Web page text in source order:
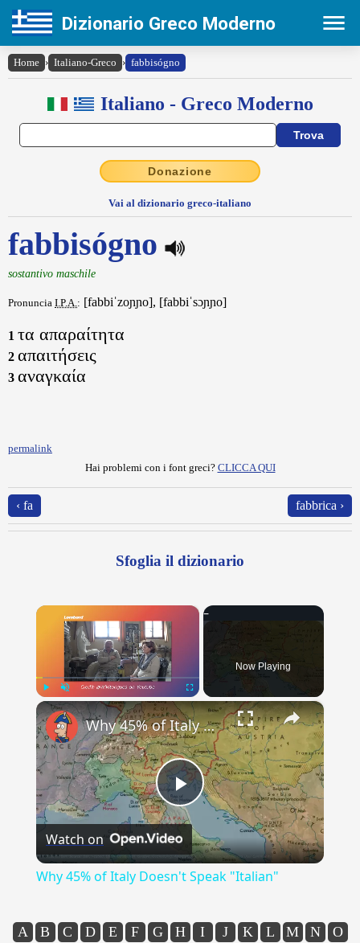
Dizionario Greco Moderno
Home › Italiano-Greco › fabbisógno
Italiano - Greco Moderno
Donazione
Vai al dizionario greco-italiano
fabbisógno
sostantivo maschile
Pronuncia I.P.A.: [fabbiˈzoɲɲo], [fabbiˈsɔɲɲo]
1 τα απαραίτητα
2 απαιτήσεις
3 αναγκαία
permalink
Hai problemi con i font greci? CLICCA QUI
‹ fa fabbrica ›
Sfoglia il dizionario
×
Play Unmute Fullscreen
Now Playing
×
Play
Video
Why 45% of Italy Doesn't Speak "Italian"
Watch on
Why 45% of Italy Doesn't Speak "Italian"
A B C D E F G H I J K L M N
O